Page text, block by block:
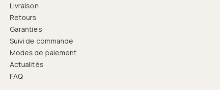
Livraison
Retours
Garanties
Suivi de commande
Modes de paiement
Actualités
FAQ